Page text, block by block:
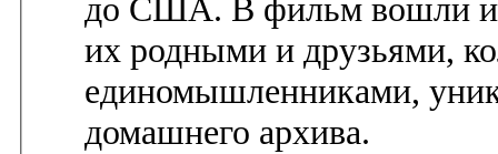
до США. В фильм вошли
их родными и друзьями,
единомышленниками,
домашнего архива.